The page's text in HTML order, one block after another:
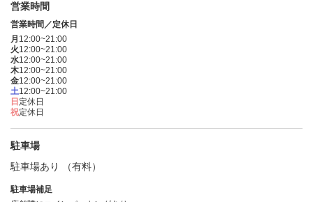
営業時間
営業時間／定休日
月 12:00~21:00
火12:00~21:00
水12:00~21:00
木12:00~21:00
金12:00~21:00
土12:00~21:00
日 定休日
祝定休日
駐車場
駐車場あり （有料）
駐車場補足